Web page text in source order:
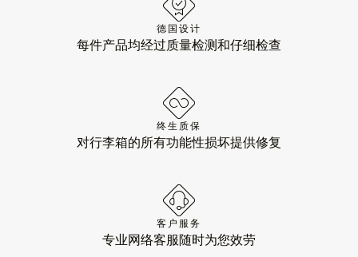
德国设计
每件产品均经过质量检测和仔细检查
终生质保
对行李箱的所有功能性损坏提供修复
客户服务
专业网络客服随时为您效劳